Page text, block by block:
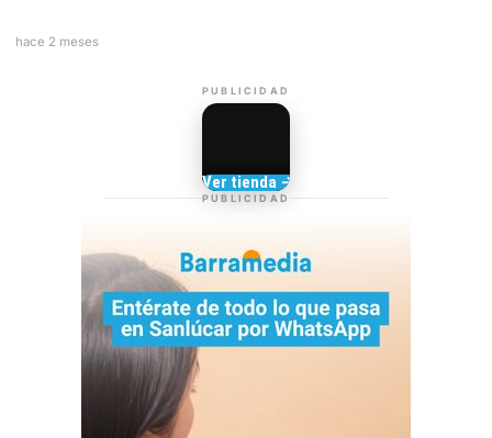
hace 2 meses
PUBLICIDAD
TIENDA DE
Camisetas de Sanlúcar
Ver tienda →
PUBLICIDAD